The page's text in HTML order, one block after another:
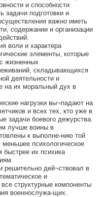
и способности
задачи подготовки и
важно иметь
содержании и организации
воли и характера
элементы, которые
жизненных
складывающихся
деятельности и
на их моральный дух в
нагрузки вы¬падают на
и всех тех, кто уже в
задачи боевого дежурства.
лучше воины в
к выполне-нию той
психологическое
их психика
дей¬ствовал в
и
структурные компоненты
военнослужа-щих.